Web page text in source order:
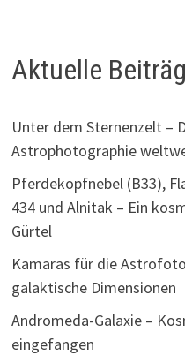
Aktuelle
Unter dem Sternenzelt –
Astrophotographie
Pferdekopfnebel (B33),
434 und Alnitak – Ein
Gürtel
Kamaras für die
galaktische Dimensionen
Andromeda-Galaxie –
eingefangen